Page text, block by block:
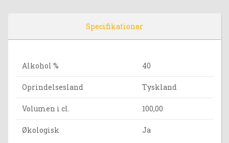
Specifikationer
Alkohol % 40
Oprindelsesland Tyskland
Volumen i cl. 100,00
Økologisk Ja